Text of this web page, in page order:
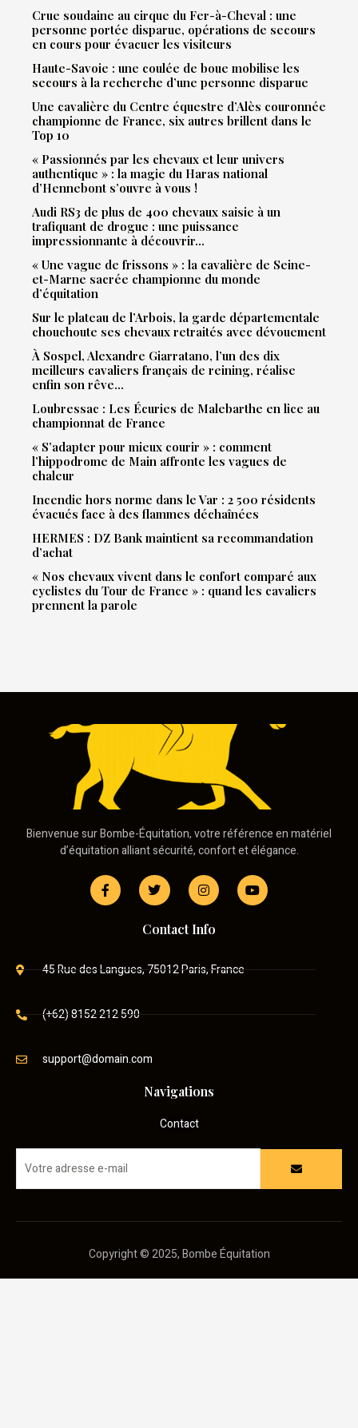
Crue soudaine au cirque du Fer-à-Cheval : une
personne portée disparue, opérations de secours
en cours pour évacuer les visiteurs
Haute-Savoie : une coulée de boue mobilise les
secours à la recherche d’une personne disparue
Une cavalière du Centre équestre d’Alès couronnée
championne de France, six autres brillent dans le
Top 10
« Passionnés par les chevaux et leur univers
authentique » : la magie du Haras national
d’Hennebont s’ouvre à vous !
Audi RS3 de plus de 400 chevaux saisie à un
trafiquant de drogue : une puissance
impressionnante à découvrir…
« Une vague de frissons » : la cavalière de Seine-
et-Marne sacrée championne du monde
d’équitation
Sur le plateau de l’Arbois, la garde départementale
chouchoute ses chevaux retraités avec dévouement
À Sospel, Alexandre Giarratano, l’un des dix
meilleurs cavaliers français de reining, réalise
enfin son rêve…
Loubressac : Les Écuries de Malebarthe en lice au
championnat de France
« S’adapter pour mieux courir » : comment
l’hippodrome de Main affronte les vagues de
chaleur
Incendie hors norme dans le Var : 2 500 résidents
évacués face à des flammes déchaînées
HERMES : DZ Bank maintient sa recommandation
d’achat
« Nos chevaux vivent dans le confort comparé aux
cyclistes du Tour de France » : quand les cavaliers
prennent la parole
Bienvenue sur Bombe-Équitation, votre référence en matériel
d’équitation alliant sécurité, confort et élégance.
Contact Info
45 Rue des Langues, 75012 Paris, France
(+62) 8152 212 590
support@domain.com
Navigations
Contact
Copyright © 2025, Bombe Équitation